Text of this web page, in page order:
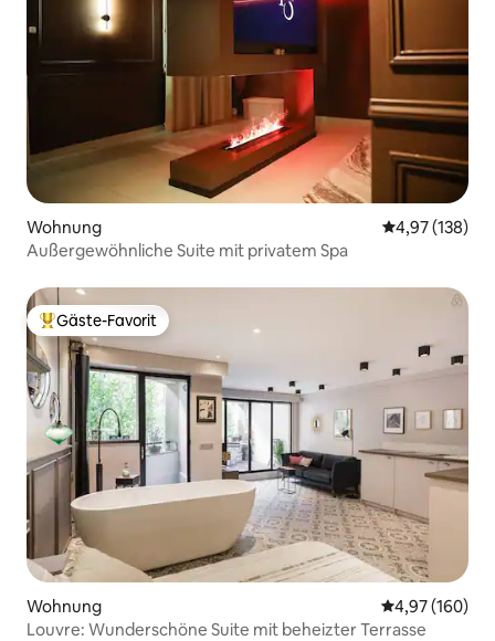
Wohnung
4,97 (138)
Außergewöhnliche Suite mit privatem Spa
Beliebter Gäste-Favorit.
Gäste-Favorit
Wohnung
4,97 (160)
Louvre: Wunderschöne Suite mit beheizter Terrasse